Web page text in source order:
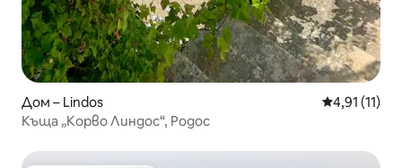
Дом – Lindos Средна
4,91 (11)
Къща „Корво Линдос“, Родос